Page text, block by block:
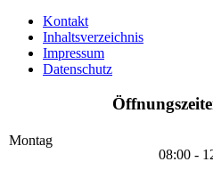
Kontakt
Inhaltsverzeichnis
Impressum
Datenschutz
Montag
08:00 -